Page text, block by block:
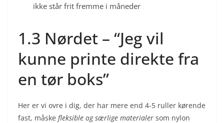
ikke står frit fremme i måneder
1.3 Nørdet – “Jeg vil
kunne printe direkte fra
en tør boks”
Her er vi ovre i dig, der har mere end 4-5 ruller kørende
fast, måske fleksible og særlige materialer som nylon